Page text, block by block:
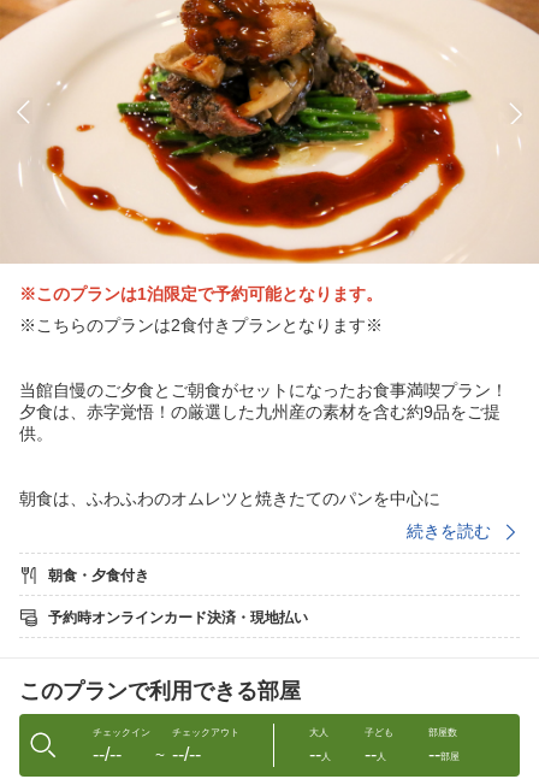
※このプランは1泊限定で予約可能となります。
※こちらのプランは2食付きプランとなります※
当館自慢のご夕食とご朝食がセットになったお食事満喫プラン！
夕食は、赤字覚悟！の厳選した九州産の素材を含む約9品をご提
供。
朝食は、ふわふわのオムレツと焼きたてのパンを中心に
サラダ、スープ、フルーツ、ジュース類がついたセットになって
※ 12/31〜1/3ご宿泊のお客様の朝食はおせち料理です。
金鱗湖を臨むレストランにて由布市の新鮮な食材をふんだんに使
った
金鱗湖のほとりに位置する当館は
まるで金鱗湖に浮んでいるような感覚を楽しめます。
客室、大浴場、レストラン全てから眺めることができます。
続きを読む
朝食・夕食付き
予約時オンラインカード決済・現地払い
このプランで利用できる部屋
チェックイン
--/-- 〜
チェックアウト
--/--
大人
--人
子ども
--人
部屋数
--部屋